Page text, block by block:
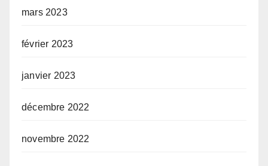
mars 2023
février 2023
janvier 2023
décembre 2022
novembre 2022